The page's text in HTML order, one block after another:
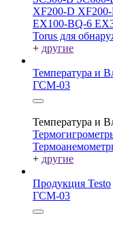
XF200-D XF200-
EX100-BQ-6
Torus для
+ другие
Температура и
ГСМ-03
Температура и
+ другие
Продукция Testo
ГСМ-03